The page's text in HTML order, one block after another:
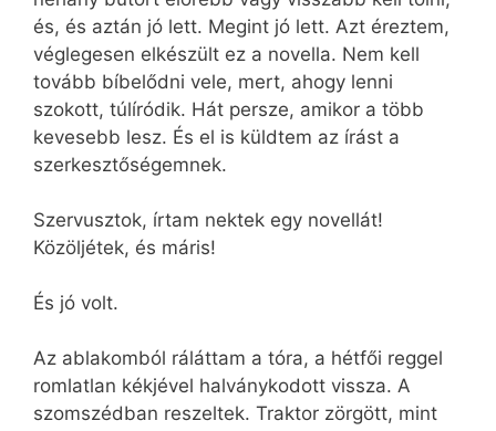
és, és aztán jó lett. Megint jó lett. Azt éreztem,
véglegesen elkészült ez a novella. Nem kell
tovább bíbelődni vele, mert, ahogy lenni
szokott, túlíródik. Hát persze, amikor a több
kevesebb lesz. És el is küldtem az írást a
szerkesztőségemnek.
Szervusztok, írtam nektek egy novellát!
Közöljétek, és máris!
És jó volt.
Az ablakomból ráláttam a tóra, a hétfői reggel
romlatlan kékjével halványkodott vissza. A
szomszédban reszeltek. Traktor zörgött, mint